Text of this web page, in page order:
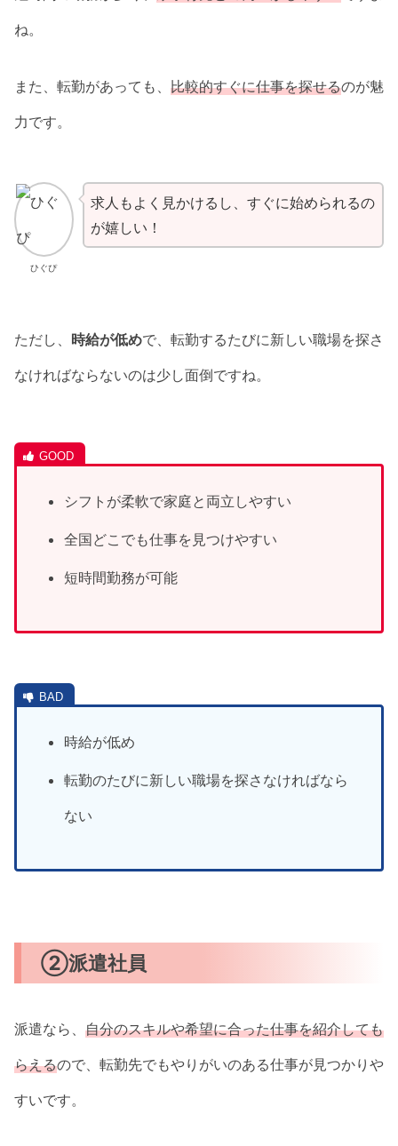
ね。
また、転勤があっても、 比較的すぐに仕事を探せるのが魅
力です。
ひぐぴ
求人もよく見かけるし、すぐに始められるの
が嬉しい！
ただし、 時給が低めで、転勤するたびに新しい職場を探さ
なければならないのは少し面倒ですね。
シフトが柔軟で家庭と両立しやすい
全国どこでも仕事を見つけやすい
短時間勤務が可能
時給が低め
転勤のたびに新しい職場を探さなければなら
ない
②派遣社員
派遣なら、 自分のスキルや希望に合った仕事を紹介しても
らえるので、転勤先でもやりがいのある仕事が見つかりや
すいです。